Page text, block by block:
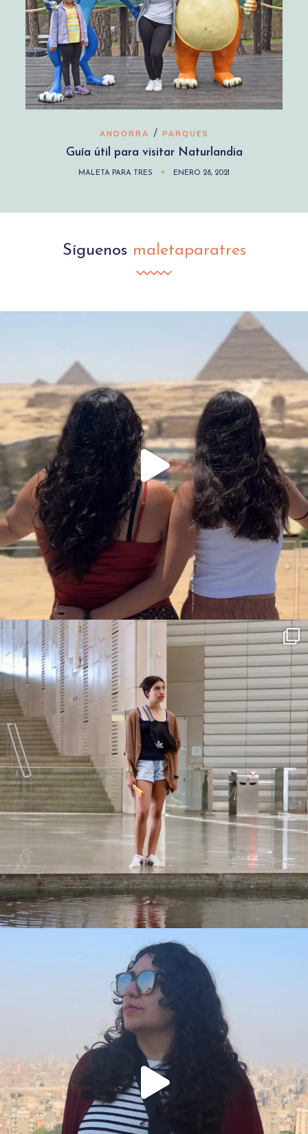
ANDORRA / PARQUES
Guía útil para visitar Naturlandia
MALETA PARA TRES ENERO 28, 2021
Síguenos maletaparatres